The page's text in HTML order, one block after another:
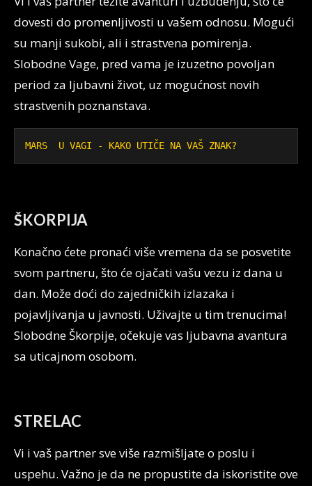
dovesti do promenljivosti u vašem odnosu. Mogući
su manji sukobi, ali i strastvena pomirenja.
Slobodne Vage, pred vama je izuzetno povoljan
period za ljubavni život, uz mogućnost novih
strastvenih poznanstava.
MARS  U VAGI - KAKO UTIČE NA VAŠ ZNAK?
ŠKORPIJA
Konačno ćete pronaći više vremena da se posvetite
svom partneru, što će ojačati vašu vezu iz dana u
dan. Može doći do zajedničkih izlazaka i
pojavljivanja u javnosti. Uživajte u tim trenucima!
Slobodne Škorpije, očekuje vas ljubavna avantura
sa uticajnom osobom.
STRELAC
Vi i vaš partner sve više razmišljate o poslu i
uspehu. Važno je da ne propustite da iskoristite ove